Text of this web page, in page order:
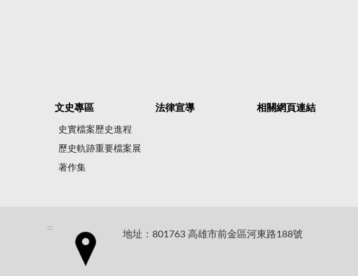
文史專區
史實檔案歷史進程
歷史軌跡重要檔案展
著作集
法律宣導 相關網頁連結
:::
地址：801763 高雄市前金區河東路188號